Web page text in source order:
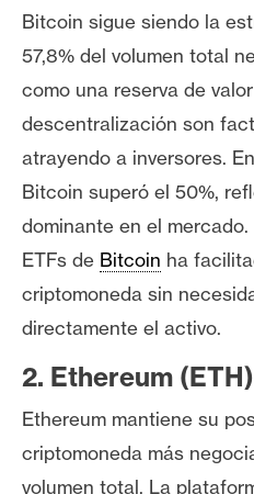
T
e
a
s
e
c
u
r
o
C
Bitcoin sigue siendo la
57,8% del volumen total
como una reserva de
descentralización son
atrayendo a inversores.
Bitcoin superó el 50%,
dominante en el
ETFs de Bitcoin ha
criptomoneda sin
directamente el activo.
2. Ethereum (ETH)
Ethereum mantiene su
criptomoneda más
volumen total. La